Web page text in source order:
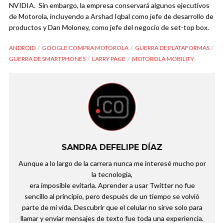
NVIDIA. Sin embargo, la empresa conservará algunos ejecutivos
de Motorola, incluyendo a Arshad Iqbal como jefe de desarrollo de
productos y Dan Moloney, como jefe del negocio de set-top box.
ANDROID GOOGLE COMPRA MOTOROLA
GUERRA DE PLATAFORMAS
GUERRA DE SMARTPHONES
LARRY PAGE MOTOROLA MOBILITY
SANDRA DEFELIPE DÍAZ
Aunque a lo largo de la carrera nunca me interesé mucho por
la tecnología,
era imposible evitarla. Aprender a usar Twitter no fue
sencillo al principio, pero después de un tiempo se volvió
parte de mi vida. Descubrir que el celular no sirve solo para
llamar y enviar mensajes de texto fue toda una experiencia.